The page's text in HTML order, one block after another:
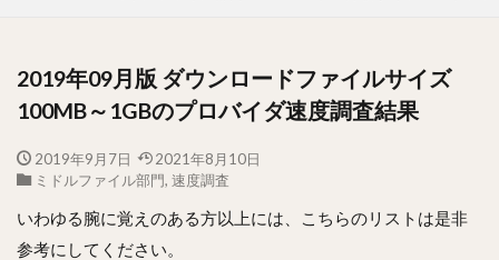
2019年09月版 ダウンロードファイルサイズ
100MB～1GBのプロバイダ速度調査結果
2019年9月7日
2021年8月10日
ミドルファイル部門, 速度調査
いわゆる腕に覚えのある方以上には、こちらのリストは是非
参考にしてください。